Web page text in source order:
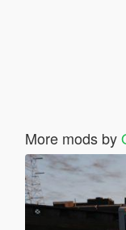
More mods by